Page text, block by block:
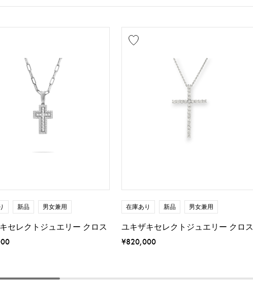
新品 男女兼用
セレクトジュエリー クロス
在庫あり 新品 男女兼用
ユキザキセレクトジュエリー クロス
¥820,000